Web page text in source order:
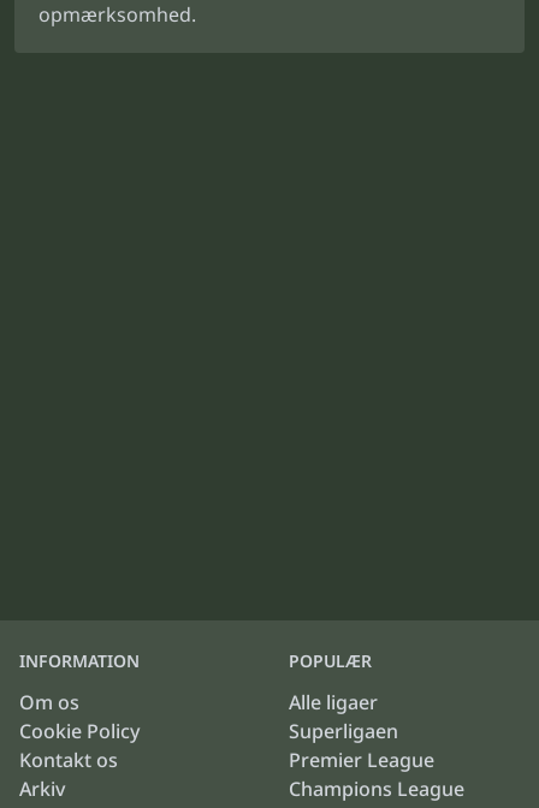
opmærksomhed.
INFORMATION
Om os
Cookie Policy
Kontakt os
Arkiv
POPULÆR
Alle ligaer
Superligaen
Premier League
Champions League